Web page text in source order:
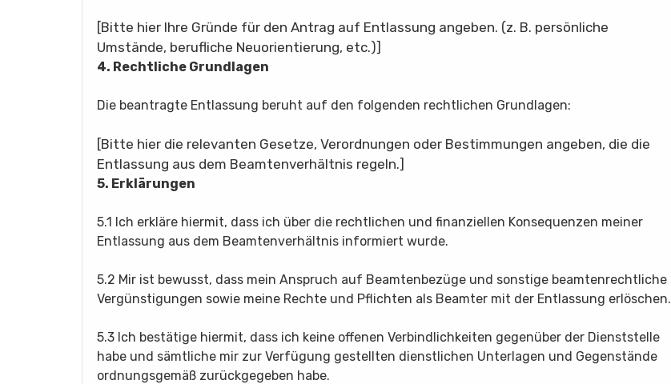
[Bitte hier Ihre Gründe für den Antrag auf Entlassung angeben. (z. B. persönliche
Umstände, berufliche Neuorientierung, etc.)]
4. Rechtliche Grundlagen
Die beantragte Entlassung beruht auf den folgenden rechtlichen Grundlagen:
[Bitte hier die relevanten Gesetze, Verordnungen oder Bestimmungen angeben, die die
Entlassung aus dem Beamtenverhältnis regeln.]
5. Erklärungen
5.1 Ich erkläre hiermit, dass ich über die rechtlichen und finanziellen Konsequenzen meiner
Entlassung aus dem Beamtenverhältnis informiert wurde.
5.2 Mir ist bewusst, dass mein Anspruch auf Beamtenbezüge und sonstige beamtenrechtliche
Vergünstigungen sowie meine Rechte und Pflichten als Beamter mit der Entlassung erlöschen.
5.3 Ich bestätige hiermit, dass ich keine offenen Verbindlichkeiten gegenüber der Dienststelle
habe und sämtliche mir zur Verfügung gestellten dienstlichen Unterlagen und Gegenstände
ordnungsgemäß zurückgegeben habe.